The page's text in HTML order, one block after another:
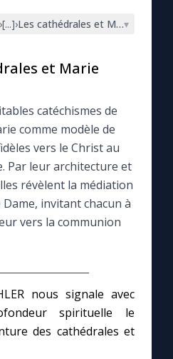
›[...]›Les cathédrales et Marie
▾
et Marie
catéchismes de
comme modèle de
vers le Christ au
Par leur architecture et
révèlent la médiation
invitant chacun à
vers la communion
nous signale avec
spirituelle le
des cathédrales et